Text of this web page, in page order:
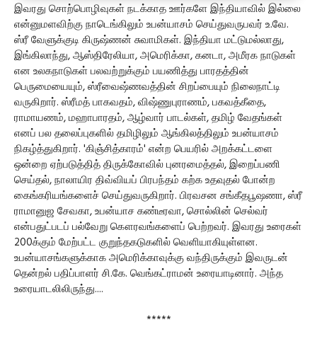
இவரது சொற்பொழிவுகள் நடக்காத ஊர்களே இந்தியாவில் இல்லை
என்னுமளவிற்கு நாடெங்கிலும் உபன்யாசம் செய்துவருபவர் உ.வே.
ஸ்ரீ வேளுக்குடி கிருஷ்ணன் சுவாமிகள். இந்தியா மட்டுமல்லாது,
இங்கிலாந்து, ஆஸ்திரேலியா, அமெரிக்கா, கனடா, அமீரக நாடுகள்
என உலகநாடுகள் பலவற்றுக்கும் பயணித்து பாரதத்தின்
பெருமையையும், ஸ்ரீவைஷ்ணவத்தின் சிறப்பையும் நிலைநாட்டி
வருகிறார். ஸ்ரீமத் பாகவதம், விஷ்ணுபுராணம், பகவத்கீதை,
ராமாயணம், மஹாபாரதம், ஆழ்வார் பாடல்கள், தமிழ் வேதங்கள்
எனப் பல தலைப்புகளில் தமிழிலும் ஆங்கிலத்திலும் உபன்யாசம்
நிகழ்த்துகிறார். 'கிஞ்சித்காரம்' என்ற பெயரில் அறக்கட்டளை
ஒன்றை ஏற்படுத்தித் திருக்கோவில் புனரமைத்தல், இறைப்பணி
செய்தல், நாலாயிர திவ்வியப் பிரபந்தம் கற்க உதவுதல் போன்ற
கைங்கரியங்களைச் செய்துவருகிறார். பிரவசன சங்கீதபூஷணா, ஸ்ரீ
ராமானுஜ சேவகா, உபன்யாச கண்டீரவா, சொல்லின் செல்வர்
என்பதுட்படப் பல்வேறு கௌரவங்களைப் பெற்றவர். இவரது உரைகள்
200க்கும் மேற்பட்ட குறுந்தகடுகளில் வெளியாகியுள்ளன.
உபன்யாசங்களுக்காக அமெரிக்காவுக்கு வந்திருக்கும் இவருடன்
தென்றல் பதிப்பாளர் சி.கே. வெங்கட்ராமன் உரையாடினார். அந்த
உரையாடலிலிருந்து....
*****